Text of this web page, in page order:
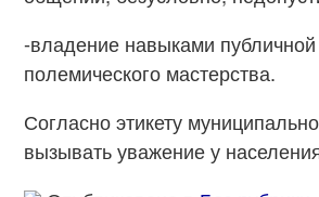
-владение навыками
полемического мастерства.
Согласно этикету
вызывать уважение у